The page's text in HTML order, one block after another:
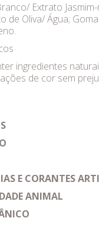
Extrato
de Oliva/ Água;
ingredientes
de cor sem
E CORANTES
ANIMAL